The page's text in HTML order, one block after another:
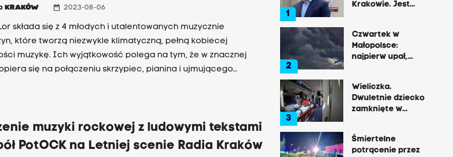
KRAKÓW date_range 2023-08-06
składa się z 4 młodych i utalentowanych muzycznie
które tworzą niezwykle klimatyczną, pełną kobiecej
muzykę. Ich wyjątkowość polega na tym, że w znacznej
się na połączeniu skrzypiec, pianina i ujmującego
muzyki rockowej z ludowymi tekstami
PotOCK na Letniej scenie Radia Kraków
1
Krakowie. Jest
2
Czwartek w
Małopolsce:
najpierw upał,
3
Wieliczka.
Dwuletnie dziecko
zamknięte w
zakupach
Śmiertelne
potrącenie przez